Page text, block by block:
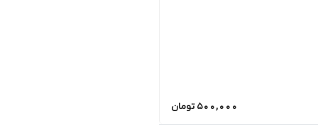
500,000 تومان